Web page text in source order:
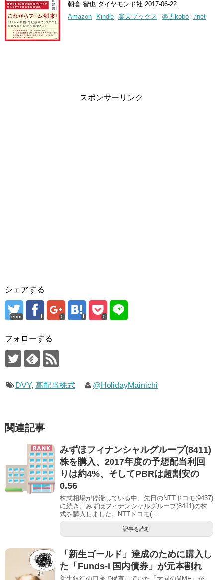
朝倉 智也 ダイヤモンド社 2017-06-22
Amazon
Kindle 楽天ブックス 楽天kobo 7net
スポンサーリンク
シェアする
error 0 0
フォローする
DVY, 高配当株式 @HolidayMainichi
関連記事
みずほフィナンシャルグループ(8411)
株を購入、2017年度の予想配当利回
りは約4%、そしてPBRは超割安の
0.56
株式相場が停滞している中、先日のNTTドコモ(9437)
に続き、みずほフィナンシャルグループ(8411)の株
式を購入しました。NTTドコモ(...
記事を読む
「新生ゴールド」達成のために購入し
た「Funds-i 国内債券」が元本割れ
新生銀行の口座で保有していた「大同のMMF」が、